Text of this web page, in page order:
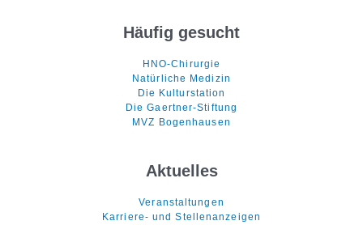
Häufig gesucht
HNO-Chirurgie
Natürliche Medizin
Die Kulturstation
Die Gaertner-Stiftung
MVZ Bogenhausen
Aktuelles
Veranstaltungen
Karriere- und Stellenanzeigen